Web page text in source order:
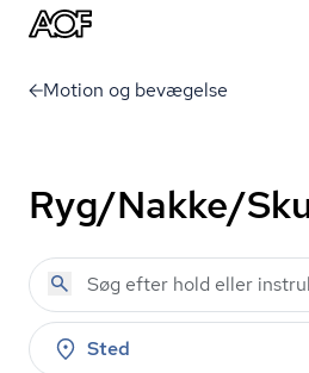
Motion og bevægelse
Ryg/Nakke/
Sted